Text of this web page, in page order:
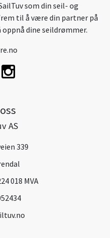
som din seil- og
til å være din partner på
dine seildrømmer.
AS
339
018 MVA